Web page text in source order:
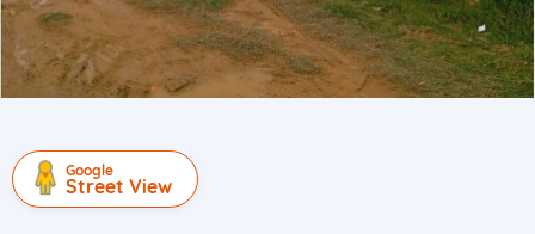
Google
Street View